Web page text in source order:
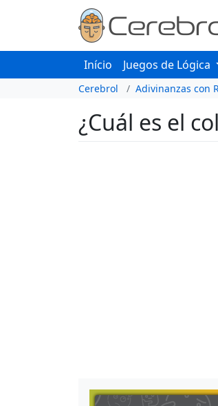
Início Juegos de Lógica
Cerebrol Adivinanzas con
¿Cuál es el